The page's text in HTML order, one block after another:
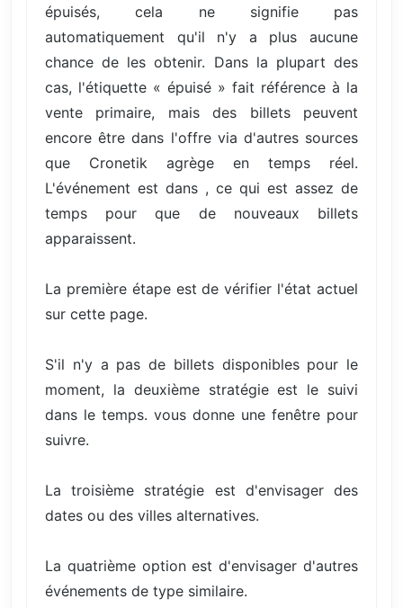
épuisés, cela ne signifie pas
automatiquement qu'il n'y a plus aucune
chance de les obtenir. Dans la plupart des
cas, l'étiquette « épuisé » fait référence à la
vente primaire, mais des billets peuvent
encore être dans l'offre via d'autres sources
que Cronetik agrège en temps réel.
L'événement est dans , ce qui est assez de
temps pour que de nouveaux billets
apparaissent.
La première étape est de vérifier l'état actuel
sur cette page.
S'il n'y a pas de billets disponibles pour le
moment, la deuxième stratégie est le suivi
dans le temps. vous donne une fenêtre pour
suivre.
La troisième stratégie est d'envisager des
dates ou des villes alternatives.
La quatrième option est d'envisager d'autres
événements de type similaire.